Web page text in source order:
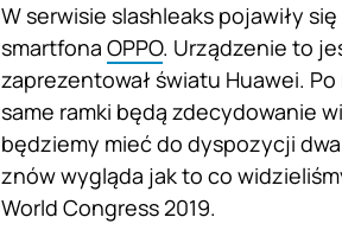
W serwisie slashleaks pojawiły
smartfona OPPO. Urządzenie to
zaprezentował światu Huawei.
same ramki będą zdecydowanie
będziemy mieć do dyspozycji
znów wygląda jak to co
World Congress 2019.